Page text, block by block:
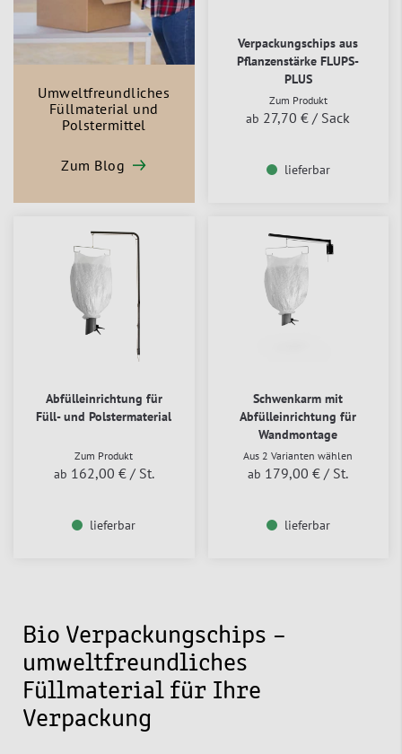
Umweltfreundliches
Füllmaterial und
Polstermittel
Zum Blog
Verpackungschips aus
Pflanzenstärke FLUPS-
PLUS
Zum Produkt
ab 27,70 € / Sack
lieferbar
Abfülleinrichtung für
Füll- und Polstermaterial
Zum Produkt
ab 162,00 € / St.
lieferbar
Schwenkarm mit
Abfülleinrichtung für
Wandmontage
Aus 2 Varianten wählen
ab 179,00 € / St.
lieferbar
Bio Verpackungschips –
umweltfreundliches
Füllmaterial für Ihre
Verpackung